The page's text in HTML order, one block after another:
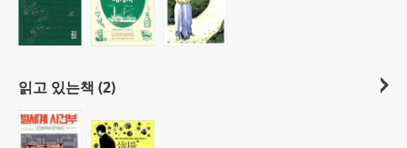
읽고 있는책 (2)